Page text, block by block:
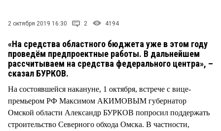
2 октября 2019 16:30 2 4194
«На средства областного бюджета уже в этом году
проведём предпроектные работы. В дальнейшем
рассчитываем на средства федерального центра», –
сказал БУРКОВ.
На состоявшейся накануне, 1 октября, встрече с вице-
премьером РФ Максимом АКИМОВЫМ губернатор
Омской области Александр БУРКОВ попросил поддержать
строительство Северного обхода Омска. В частности,